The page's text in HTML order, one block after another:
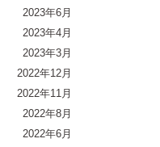
2023年6月
2023年4月
2023年3月
2022年12月
2022年11月
2022年8月
2022年6月